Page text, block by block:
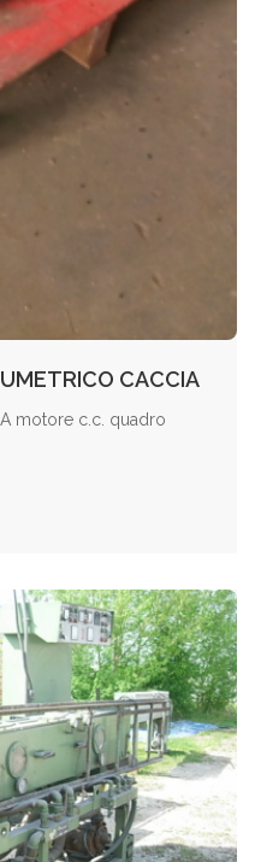
CACCIA
motore c.c. quadro